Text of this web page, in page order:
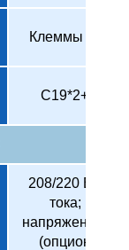
Клеммы
C19*2+C13*3
208/220 В
тока; макс.
напряжение:
(опционально